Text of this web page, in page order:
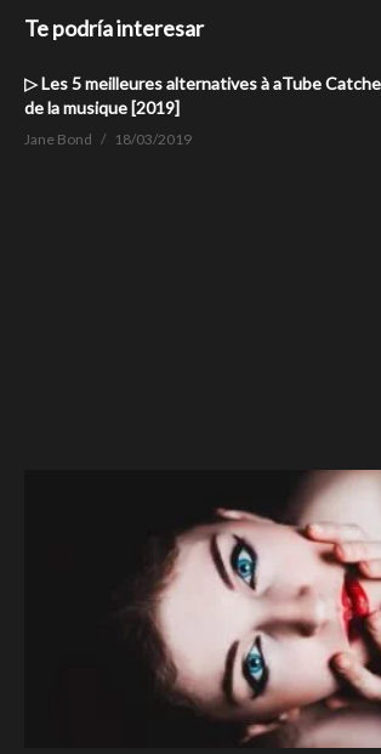
Te podría interesar
▷ Les 5 meilleures alternatives à aTube
de la musique [2019]
Jane Bond 18/03/2019